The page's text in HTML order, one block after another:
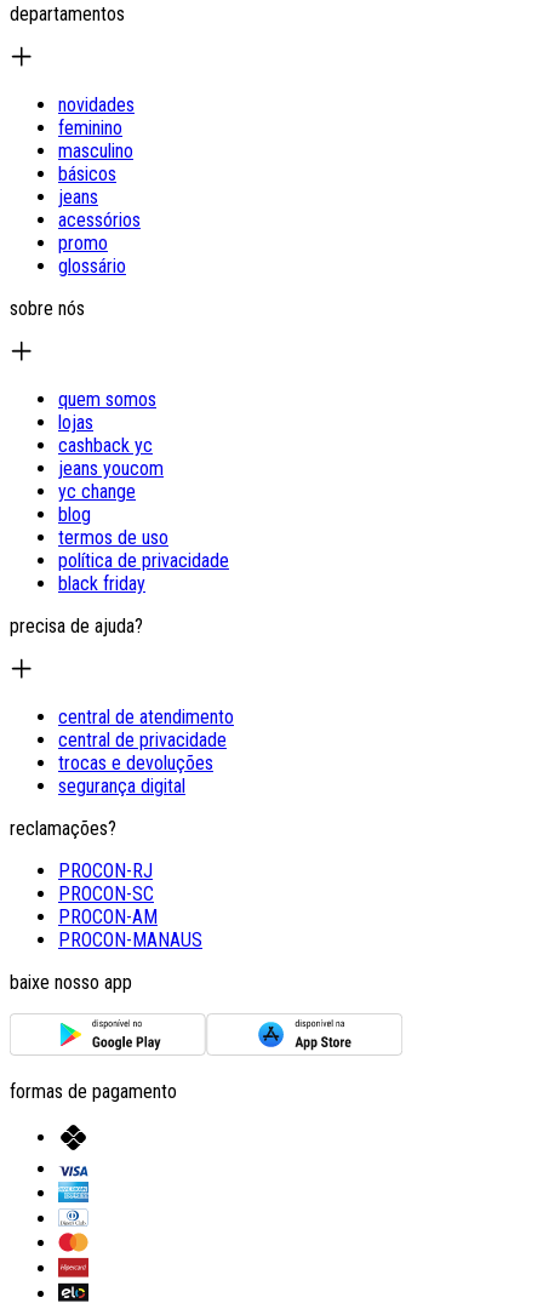
departamentos
novidades
feminino
masculino
básicos
jeans
acessórios
promo
glossário
sobre nós
quem somos
lojas
cashback yc
jeans youcom
yc change
blog
termos de uso
política de privacidade
black friday
precisa de ajuda?
central de atendimento
central de privacidade
trocas e devoluções
segurança digital
reclamações?
PROCON-RJ
PROCON-SC
PROCON-AM
PROCON-MANAUS
baixe nosso app
formas de pagamento